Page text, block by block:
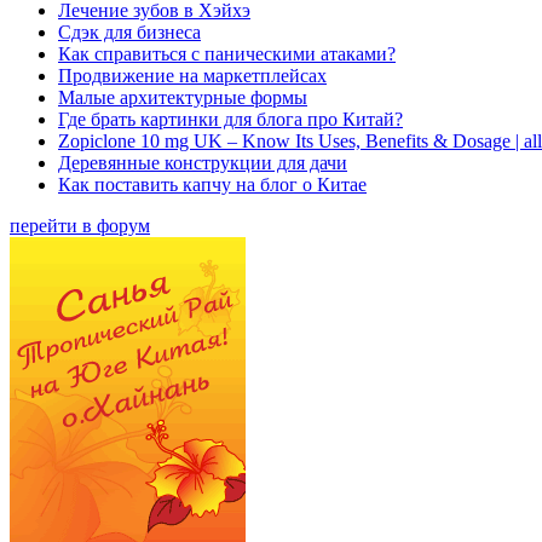
Лечение зубов в Хэйхэ
Сдэк для бизнеса
Как справиться с паническими атаками?
Продвижение на маркетплейсах
Малые архитектурные формы
Где брать картинки для блога про Китай?
Zopiclone 10 mg UK – Know Its Uses, Benefits & Dosage |
Деревянные конструкции для дачи
Как поставить капчу на блог о Китае
перейти в форум